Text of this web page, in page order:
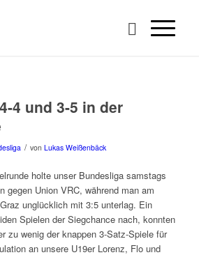
4 und 3-5 in der
/ von Lukas Weißenbäck
holte unser Bundesliga samstags
gegen Union VRC, während man am
unglücklich mit 3:5 unterlag. Ein
Spielen der Siegchance nach, konnten
zu wenig der knappen 3-Satz-Spiele für
an unsere U19er Lorenz, Flo und